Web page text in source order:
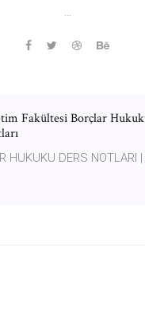
Fakültesi Borçlar
HUKUKU DERS NOTLARI